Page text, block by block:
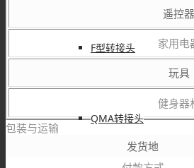
F型转接头
QMA转接头
遥控器
家用电
玩具
健身器
包装与运输
发货地